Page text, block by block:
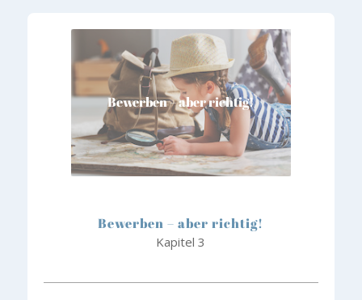
Bewerben – aber richtig!
Bewerben – aber richtig!
Kapitel 3